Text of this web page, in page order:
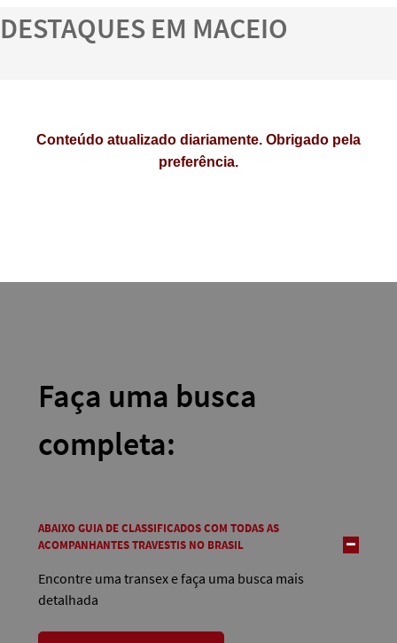
DESTAQUES EM MACEIO
Conteúdo atualizado diariamente. Obrigado pela
preferência.
Faça uma busca
completa:
ABAIXO GUIA DE CLASSIFICADOS COM TODAS AS
ACOMPANHANTES TRAVESTIS NO BRASIL
Encontre uma transex e faça uma busca mais
detalhada